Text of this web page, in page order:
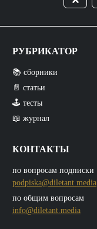
РУБРИКАТОР
📚 сборники
📄 статьи
🕹️ тесты
📖 журнал
КОНТАКТЫ
по вопросам подписки
podpiska@diletant.media
по общим вопросам
info@diletant.media